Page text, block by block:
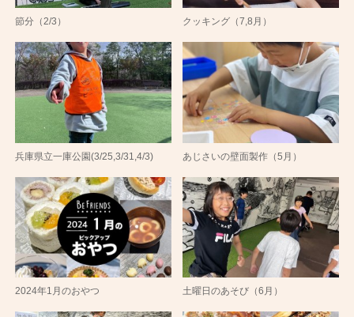
節分（2/3） クッキング（7,8月）
兵庫県立一庫公園(3/25,3/31,4/3) あじさいの壁面製作（5月）
2024年1月のおやつ 土曜日のあそび（6月）